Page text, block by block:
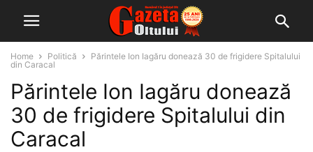
Home Politică
Părintele Ion Iagăru donează 30 de frigidere Spitalului
din Caracal
Părintele Ion Iagăru donează
30 de frigidere Spitalului din
Caracal